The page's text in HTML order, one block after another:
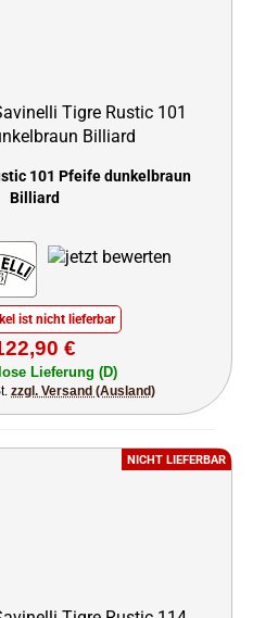
101 Pfeife dunkelbraun
Billiard
ist nicht lieferbar
€
Lieferung (D)
zzgl. Versand (Ausland)
NICHT LIEFERBAR